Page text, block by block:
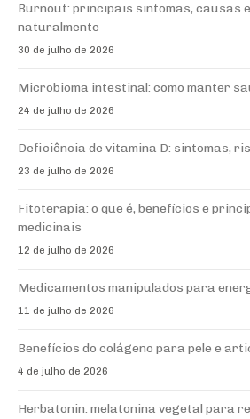
Burnout: principais sintomas, causas
naturalmente
30 de julho de 2026
Microbioma intestinal: como manter
24 de julho de 2026
Deficiência de vitamina D: sintomas,
23 de julho de 2026
Fitoterapia: o que é, benefícios e
medicinais
12 de julho de 2026
Medicamentos manipulados para
11 de julho de 2026
Benefícios do colágeno para pele e
4 de julho de 2026
Herbatonin: melatonina vegetal para